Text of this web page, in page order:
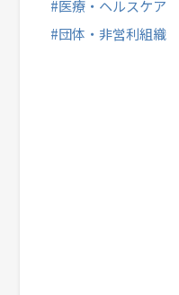
#医療・ヘルスケア
#団体・非営利組織